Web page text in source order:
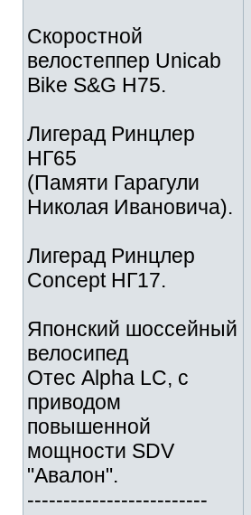
Скоростной
велостеппер Unicab
Bike S&G Н75.
Лигерад Ринцлер
НГ65
(Памяти Гарагули
Николая Ивановича).
Лигерад Ринцлер
Concept НГ17.
Японский шоссейный
велосипед
Отес Alpha LC, с
приводом
повышенной
мощности SDV
"Авалон".
-------------------------